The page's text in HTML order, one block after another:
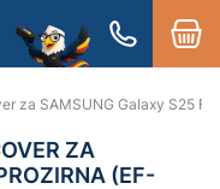
za SAMSUNG Galaxy S25
ZA
(EF-